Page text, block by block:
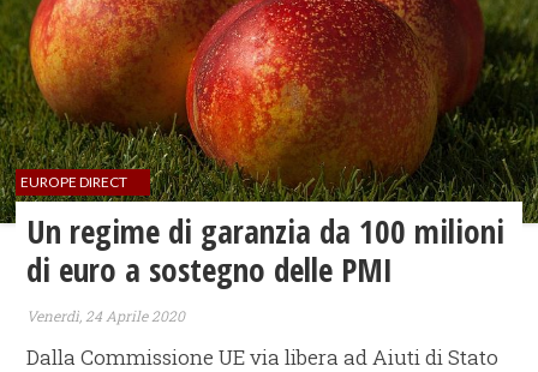
EUROPE DIRECT
Un regime di garanzia da 100 milioni
di euro a sostegno delle PMI
Venerdì, 24 Aprile 2020
Dalla Commissione UE via libera ad Aiuti di Stato